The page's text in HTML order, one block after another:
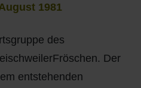
1981
des
Der
entstehenden